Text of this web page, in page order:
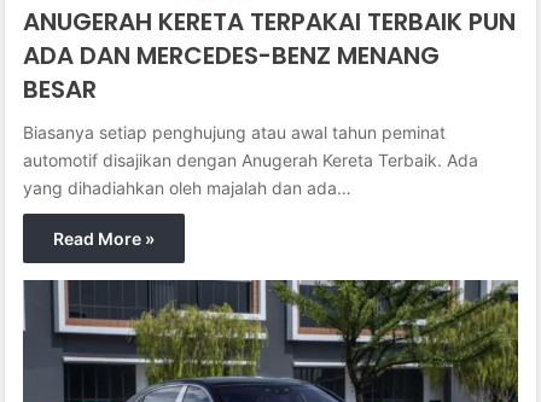
ANUGERAH KERETA TERPAKAI TERBAIK PUN
ADA DAN MERCEDES-BENZ MENANG
BESAR
Biasanya setiap penghujung atau awal tahun peminat
automotif disajikan dengan Anugerah Kereta Terbaik. Ada
yang dihadiahkan oleh majalah dan ada…
Read More »